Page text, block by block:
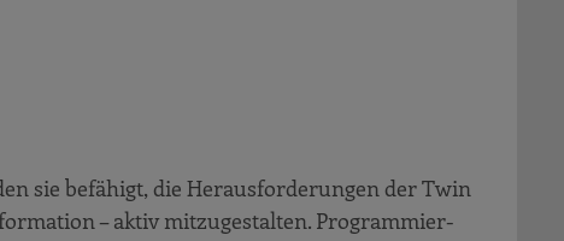
sie befähigt, die Herausforderungen der Twin
– aktiv mitzugestalten. Programmier-